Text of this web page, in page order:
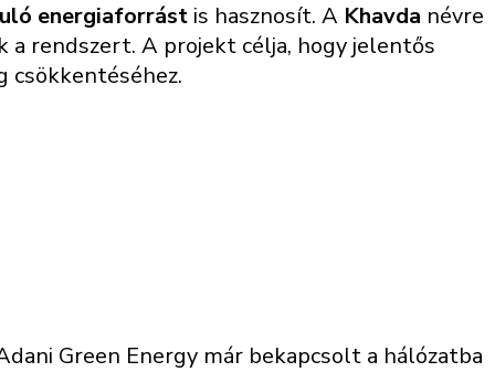
energiaforrást is hasznosít. A Khavda névre
rendszert. A projekt célja, hogy jelentős
csökkentéséhez.
Green Energy már bekapcsolt a hálózatba